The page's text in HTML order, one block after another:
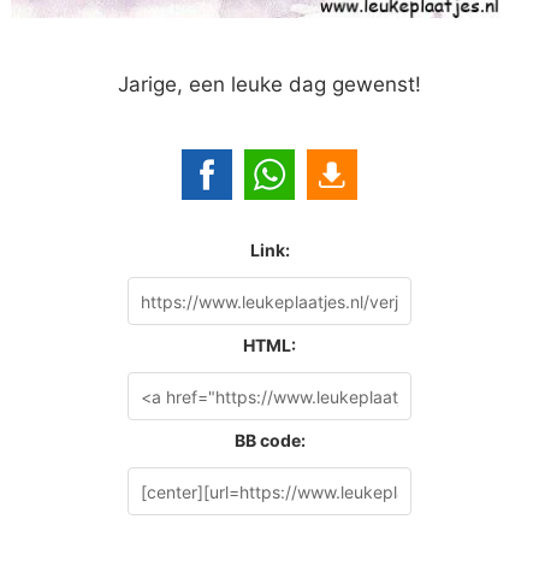
Jarige, een leuke dag gewenst!
Link:
HTML:
BB code: